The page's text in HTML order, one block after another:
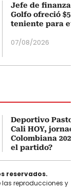
Jefe de finanzas
Golfo ofreció
teniente para
07/08/2026
Deportivo Pasto
Cali HOY,
Colombiana
el partido?
reservados.
las reproducciones y